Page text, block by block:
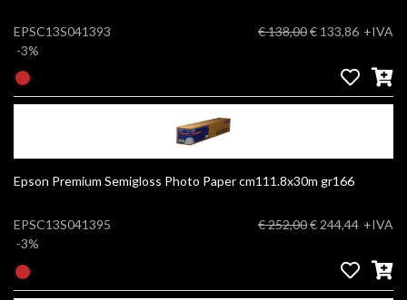
EPSC13S041393
-3%
€ 138,00€ 133,86 +IVA
Epson Premium Semigloss Photo Paper cm111.8x30m gr166
EPSC13S041395
-3%
€ 252,00€ 244,44 +IVA